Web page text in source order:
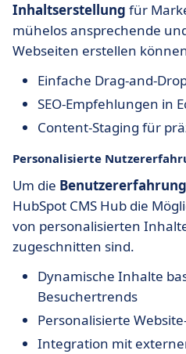
Inhaltserstellung für
mühelos ansprechende
Webseiten erstellen
Einfache Drag-and-
SEO-Empfehlungen in
Content-Staging für
Personalisierte
Um die Benutzererfahrung
HubSpot CMS Hub die
von personalisierten
zugeschnitten sind.
Dynamische Inhalte
Besuchertrends
Personalisierte
Integration mit